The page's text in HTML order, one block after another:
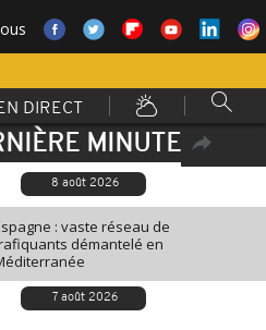
DIRECT
MINUTE
8 août 2026
: vaste réseau de
démantelé en
7 août 2026